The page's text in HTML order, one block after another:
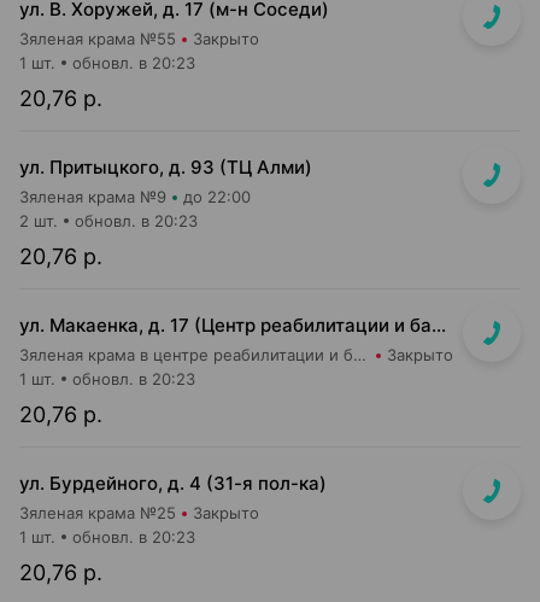
ул. В. Хоружей, д. 17 (м-н Соседи)
Зяленая крама №55 Закрыто
20,76 р.
1 шт. обновл. в 20:23
ул. Притыцкого, д. 93 (ТЦ Алми)
Зяленая крама №9 до 22:00
20,76 р.
2 шт. обновл. в 20:23
ул. Макаенка, д. 17 (Центр реабилитации и бальнеолечения))
Зяленая крама в центре реабилитации и бальнеолечения Закрыто
20,76 р.
1 шт. обновл. в 20:23
ул. Бурдейного, д. 4 (31-я пол-ка)
Зяленая крама №25 Закрыто
20,76 р.
1 шт. обновл. в 20:23